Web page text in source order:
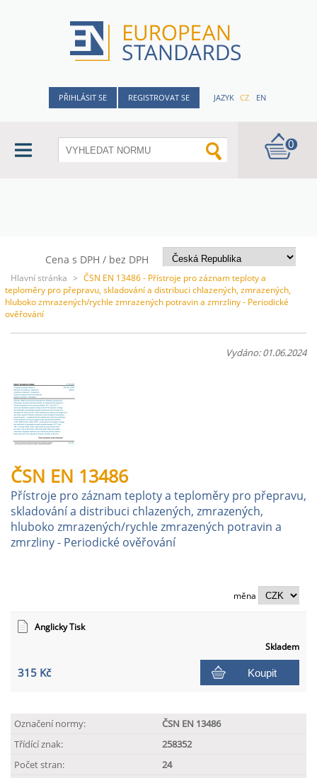
PŘIHLÁSIT SE REGISTROVAT SE JAZYK CZ EN
0
Cena s DPH / bez DPH
Hlavní stránka > ČSN EN 13486 - Přístroje pro záznam teploty a
teploměry pro přepravu, skladování a distribuci chlazených, zmrazených,
hluboko zmrazených/rychle zmrazených potravin a zmrzliny - Periodické
ověřování
Vydáno: 01.06.2024
ČSN EN 13486
Přístroje pro záznam teploty a teploměry pro přepravu,
skladování a distribuci chlazených, zmrazených,
hluboko zmrazených/rychle zmrazených potravin a
zmrzliny - Periodické ověřování
měna
Anglicky Tisk
Skladem
315 Kč Koupit
Označení normy:
ČSN EN 13486
Třídící znak:
258352
Počet stran:
24